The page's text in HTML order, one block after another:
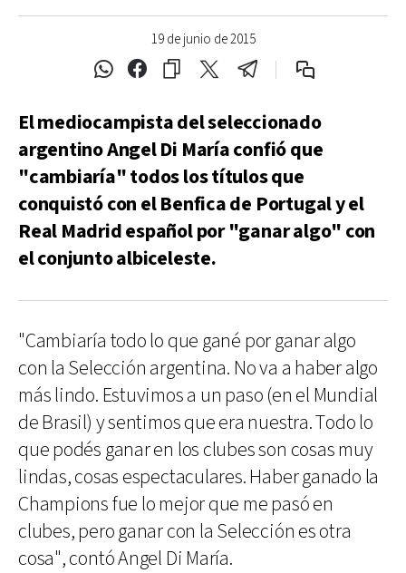
19 de junio de 2015
El mediocampista del seleccionado
argentino Angel Di María confió que
"cambiaría" todos los títulos que
conquistó con el Benfica de Portugal y el
Real Madrid español por "ganar algo" con
el conjunto albiceleste.
"Cambiaría todo lo que gané por ganar algo
con la Selección argentina. No va a haber algo
más lindo. Estuvimos a un paso (en el Mundial
de Brasil) y sentimos que era nuestra. Todo lo
que podés ganar en los clubes son cosas muy
lindas, cosas espectaculares. Haber ganado la
Champions fue lo mejor que me pasó en
clubes, pero ganar con la Selección es otra
cosa", contó Angel Di María.